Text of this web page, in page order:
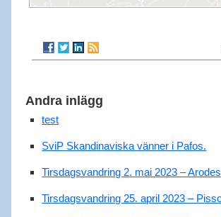
Andra inlägg
test
SviP Skandinaviska vänner i Pafos.
Tirsdagsvandring 2. mai 2023 – Arodes
Tirsdagsvandring 25. april 2023 –